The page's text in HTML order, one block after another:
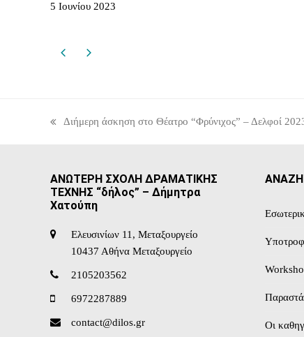
5 Ιουνίου 2023
previous
Διήμερη άσκηση στο Θέατρο “Φρύνιχος” – Δελφοί
ΑΝΩΤΕΡΗ ΣΧΟΛΗ ΔΡΑΜΑΤΙΚΗΣ
ΤΕΧΝΗΣ “δήλος” – Δήμητρα
Χατούπη
Ελευσινίων 11, Μεταξουργείο
10437 Αθήνα Μεταξουργείο
2105203562
6972287889
contact@dilos.gr Οι